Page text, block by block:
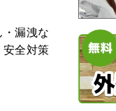
漏洩な
全対策